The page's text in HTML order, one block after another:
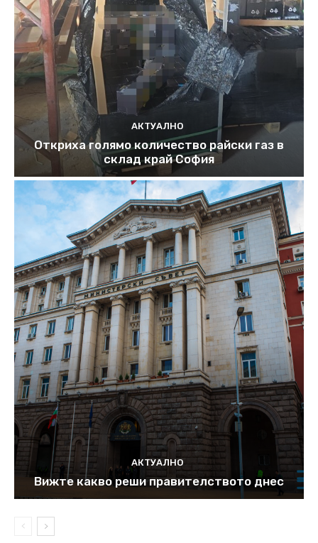
АКТУАЛНО
Откриха голямо количество райски газ в
склад край София
АКТУАЛНО
Вижте какво реши правителството днес